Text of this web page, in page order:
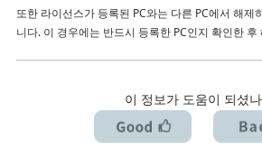
Cubism Editor가 원활하게 작동하는 PC 사
AI가 사용된 콘텐츠에 Cubism Editor,
사용해도 되나요?
RLM_DIAGNOSTICS.log 확인 방법
macOS 10.15 Catalina 이상에서 설치하려
요
라이선스 키를 모르겠어요
Cubism 2.1 모델이나 모션은 새로운
또한 라이선스가 등록된 PC와는 다른 PC에서 해제
니다. 이 경우에는 반드시 등록한 PC인지 확인한
이 정보가 도움이 되셨